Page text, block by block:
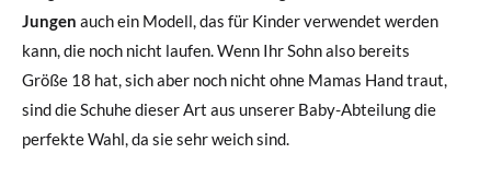
Jungen auch ein Modell, das für Kinder verwendet werden
kann, die noch nicht laufen. Wenn Ihr Sohn also bereits
Größe 18 hat, sich aber noch nicht ohne Mamas Hand traut,
sind die Schuhe dieser Art aus unserer Baby-Abteilung die
perfekte Wahl, da sie sehr weich sind.